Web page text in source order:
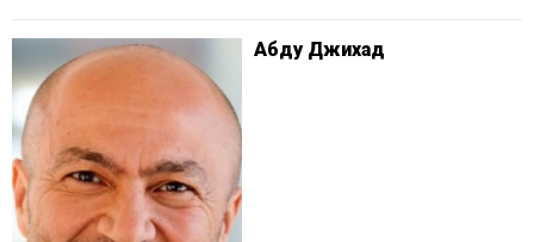
Абду Джихад